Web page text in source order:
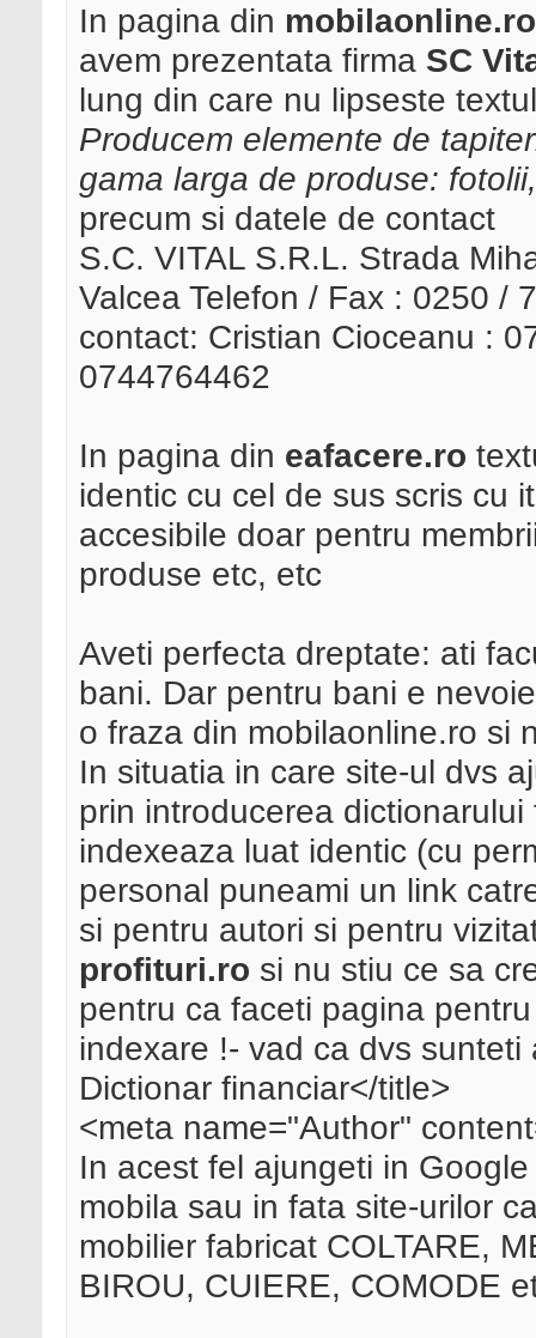
In pagina din mobilaonline.ro
avem prezentata firma SC
lung din care nu lipseste
Producem elemente de
gama larga de produse:
precum si datele de contact
S.C. VITAL S.R.L. Strada
Valcea Telefon / Fax : 0250 /
contact: Cristian Cioceanu :
0744764462
In pagina din eafacere.ro
identic cu cel de sus scris cu
accesibile doar pentru
produse etc, etc
Aveti perfecta dreptate: ati
bani. Dar pentru bani e
o fraza din mobilaonline.ro si
In situatia in care site-ul dvs
prin introducerea
indexeaza luat identic (cu
personal puneami un link
si pentru autori si pentru
profituri.ro si nu stiu ce sa
pentru ca faceti pagina
indexare !- vad ca dvs
Dictionar financiar</title>
<meta name="Author"
In acest fel ajungeti in
mobila sau in fata site-urilor
mobilier fabricat COLTARE,
BIROU, CUIERE, COMODE